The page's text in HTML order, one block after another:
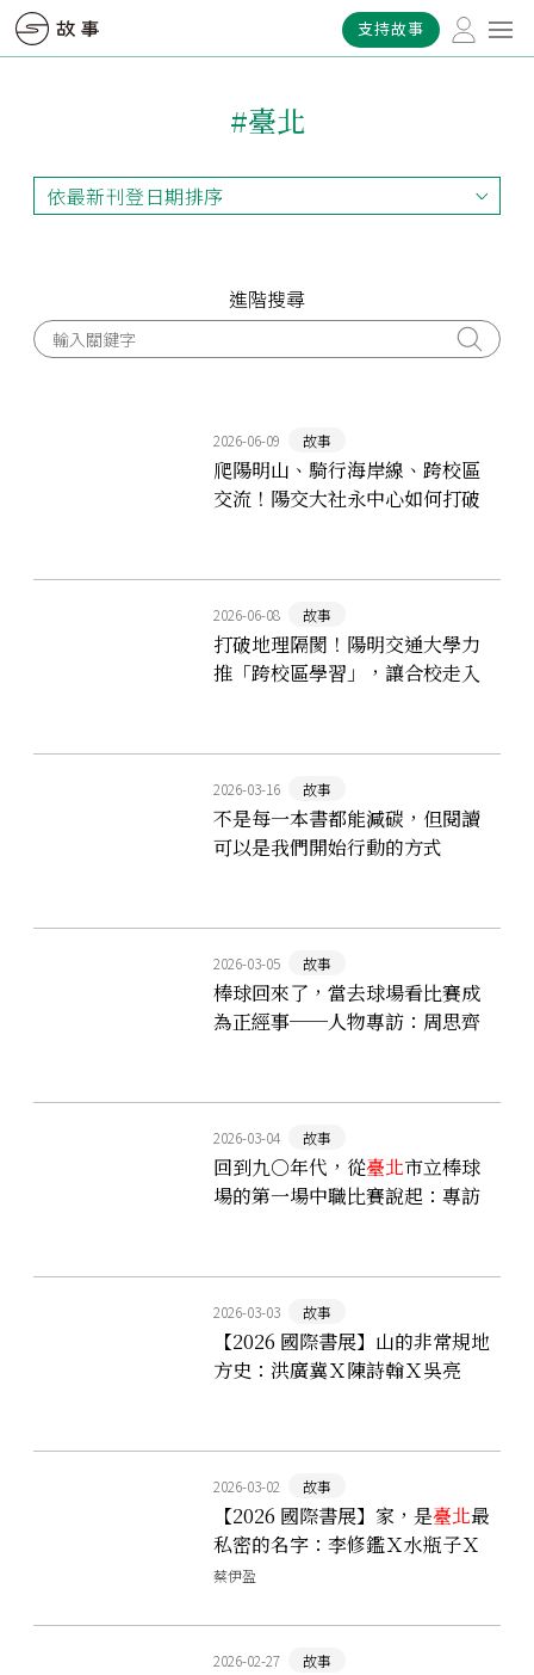
支持故事
#臺北
依最新刊登日期排序
依最新刊登日期排序
進階搜尋
2026-06-09 故事
爬陽明山、騎行海岸線、跨校區
交流！陽交大社永中心如何打破
2026-06-08 故事
打破地理隔閡！陽明交通大學力
推「跨校區學習」，讓合校走入
2026-03-16 故事
不是每一本書都能減碳，但閱讀
可以是我們開始行動的方式
2026-03-05 故事
棒球回來了，當去球場看比賽成
為正經事──人物專訪：周思齊
2026-03-04 故事
回到九○年代，從臺北市立棒球
場的第一場中職比賽說起：專訪
2026-03-03 故事
【2026 國際書展】山的非常規地
方史：洪廣冀Ｘ陳詩翰Ｘ吳亮
2026-03-02 故事
【2026 國際書展】家，是臺北最
私密的名字：李修鑑Ｘ水瓶子Ｘ
李律鋒，重新以「家」為名談論
蔡伊盈
2026-02-27 故事